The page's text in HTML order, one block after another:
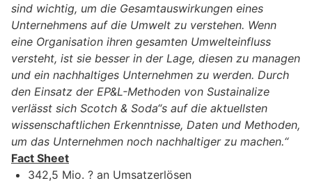
sind wichtig, um die Gesamtauswirkungen eines
Unternehmens auf die Umwelt zu verstehen. Wenn
eine Organisation ihren gesamten Umwelteinfluss
versteht, ist sie besser in der Lage, diesen zu managen
und ein nachhaltiges Unternehmen zu werden. Durch
den Einsatz der EP&L-Methoden von Sustainalize
verlässt sich Scotch & Soda“s auf die aktuellsten
wissenschaftlichen Erkenntnisse, Daten und Methoden,
um das Unternehmen noch nachhaltiger zu machen.“
Fact Sheet
342,5 Mio. ? an Umsatzerlösen